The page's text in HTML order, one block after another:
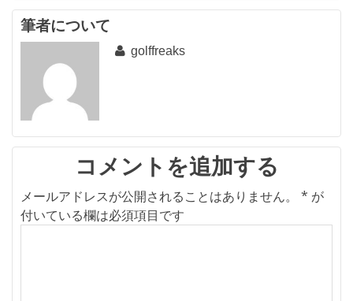
ナ
ビ
ゲ
ー
シ
ン
筆者について
golffreaks
コメントを追加する
メールアドレスが公開されることはありません。 * が
付いている欄は必須項目です